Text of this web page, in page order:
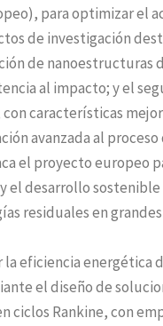
para optimizar el
de investigación
de nanoestructuras
al impacto; y el
características
avanzada al
el proyecto europeo
el desarrollo
residuales en
la eficiencia energética
el diseño de
ciclos Rankine, con